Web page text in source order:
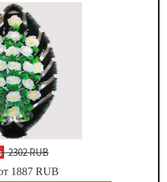
2302 RUB
1887 RUB